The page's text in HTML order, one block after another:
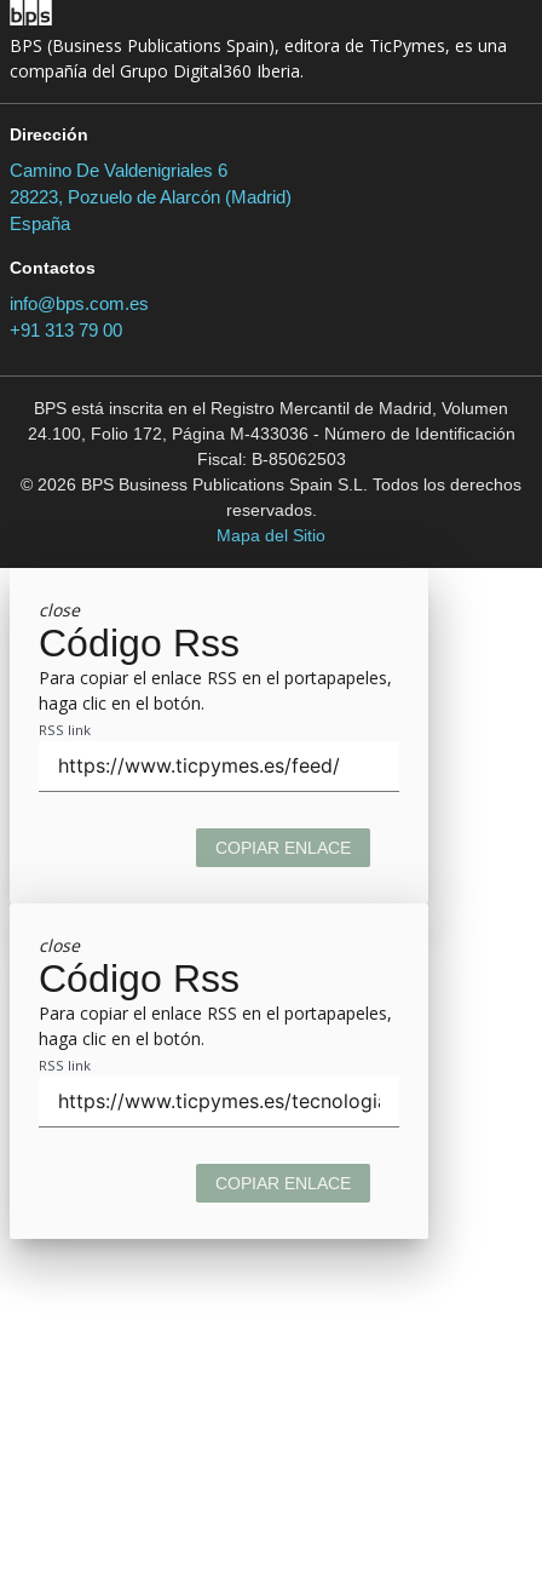
BPS (Business Publications Spain), editora de TicPymes, es una
compañía del Grupo Digital360 Iberia.
Dirección
Camino De Valdenigriales 6
28223, Pozuelo de Alarcón (Madrid)
España
Contactos
info@bps.com.es
+91 313 79 00
BPS está inscrita en el Registro Mercantil de Madrid, Volumen
24.100, Folio 172, Página M-433036 - Número de Identificación
Fiscal: B-85062503
© 2026 BPS Business Publications Spain S.L. Todos los derechos
reservados.
Mapa del Sitio
close
Código Rss
Para copiar el enlace RSS en el portapapeles,
haga clic en el botón.
RSS link
COPIAR ENLACE
close
Código Rss
Para copiar el enlace RSS en el portapapeles,
haga clic en el botón.
RSS link
COPIAR ENLACE